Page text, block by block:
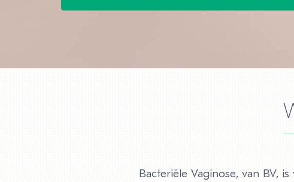
Bacteriële Vaginose, van BV,